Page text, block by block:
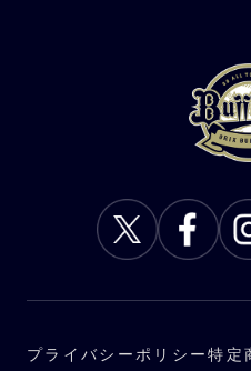
プライバシーポリシー特定